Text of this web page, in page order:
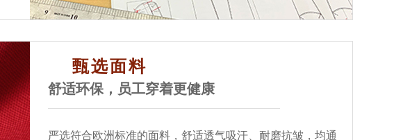
甄选面料
舒适环保，员工穿着更健康
严选符合欧洲标准的面料，舒适透气吸汗、耐磨抗皱，均通